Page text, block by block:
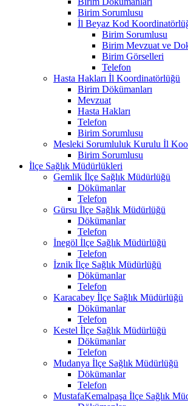
Birim Sorumlusu
İl Beyaz Kod
Birim Sorumlusu
Birim Mevzuat ve
Birim Görselleri
Telefon
Hasta Hakları İl Koordinatörlüğü
Birim Dökümanları
Mevzuat
Hasta Hakları
Telefon
Birim Sorumlusu
Mesleki Sorumluluk Kurulu İl
Birim Sorumlusu
İlçe Sağlık Müdürlükleri
Gemlik İlçe Sağlık Müdürlüğü
Dökümanlar
Telefon
Gürsu İlçe Sağlık Müdürlüğü
Dökümanlar
Telefon
İnegöl İlçe Sağlık Müdürlüğü
Telefon
İznik İlçe Sağlık Müdürlüğü
Dökümanlar
Telefon
Karacabey İlçe Sağlık Müdürlüğü
Dökümanlar
Telefon
Kestel İlçe Sağlık Müdürlüğü
Dökümanlar
Telefon
Mudanya İlçe Sağlık Müdürlüğü
Dökümanlar
Telefon
MustafaKemalpaşa İlçe Sağlık